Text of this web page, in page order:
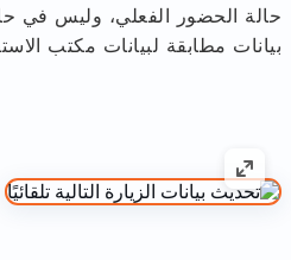
حالة الحضور الفعلي، وليس في
بيانات مطابقة لبيانات مكتب